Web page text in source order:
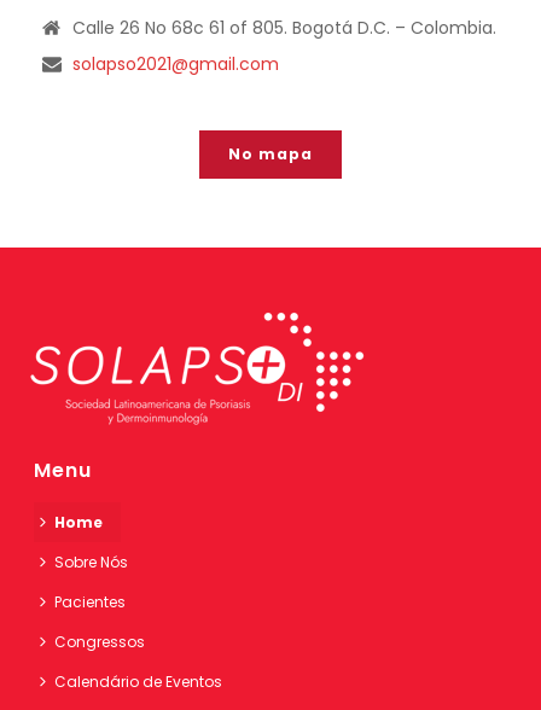
Calle 26 No 68c 61 of 805. Bogotá D.C. – Colombia.
solapso2021@gmail.com
No mapa
Menu
Home
Sobre Nós
Pacientes
Congressos
Calendário de Eventos